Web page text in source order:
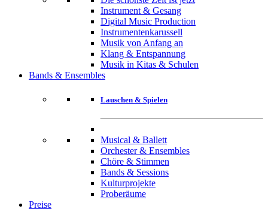
Instrument & Gesang
Digital Music Production
Instrumentenkarussell
Musik von Anfang an
Klang & Entspannung
Musik in Kitas & Schulen
Bands & Ensembles
Lauschen & Spielen
Musical & Ballett
Orchester & Ensembles
Chöre & Stimmen
Bands & Sessions
Kulturprojekte
Proberäume
Preise